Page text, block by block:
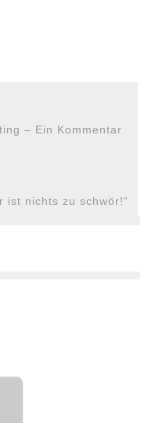
– Ein Kommentar
ist nichts zu schwör!“